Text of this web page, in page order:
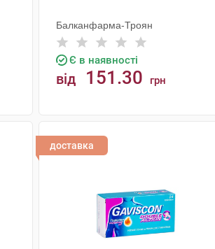
Балканфарма-Троян
Є в наявності
від 151.30 грн
доставка